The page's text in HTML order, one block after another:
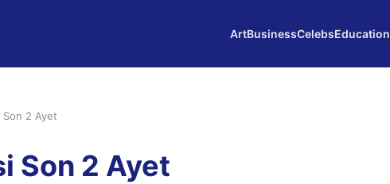
ArtBusinessCelebsEducation
Son 2 Ayet
Son 2 Ayet